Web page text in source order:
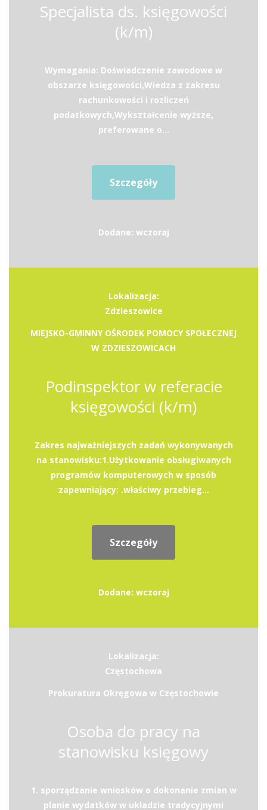
Specjalista ds. księgowości
(k/m)
Wymagania: Doświadczenie zawodowe w
obszarze księgowości,Wiedza z zakresu
rachunkowości i rozliczeń
podatkowych,Wykształcenie wyższe,
preferowane o...
Szczegóły
Dodane: wczoraj
Lokalizacja:
Zdzieszowice
MIEJSKO-GMINNY OŚRODEK POMOCY SPOŁECZNEJ
W ZDZIESZOWICACH
Podinspektor w referacie
księgowości (k/m)
Zakres najważniejszych zadań wykonywanych
na stanowisku:1.Użytkowanie obsługiwanych
programów komputerowych w sposób
zapewniający: .właściwy przebieg...
Szczegóły
Dodane: wczoraj
Lokalizacja:
Częstochowa
Prokuratura Okręgowa w Częstochowie
Osoba do pracy na
stanowisku księgowy
1. sporządzanie wniosków o dokonanie zmian w
planie wydatków w układzie tradycyjnymi